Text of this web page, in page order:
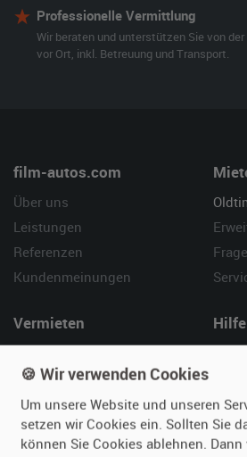
Professionelle Vermittlung
Wir beraten und unterstützen Sie von
vor Ort, inkl. Betreuung und Transport.
film-autos.com
Über uns
Leistungen
Referenzen
Kundenmeinungen
Vermieten
Fotos senden
Fragen für Vermieter
Inserat verwalten
Hilfe
🍪 Wir verwenden Cookies
Um unsere Website und unseren
setzen wir Cookies ein. Sollten Sie
können Sie Cookies ablehnen. Dann